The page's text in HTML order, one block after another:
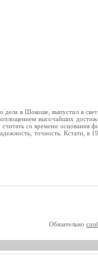
дела в Шокоше, выпустил в
высочайших
со времени основания
точность. Кстати, в
Обязательно